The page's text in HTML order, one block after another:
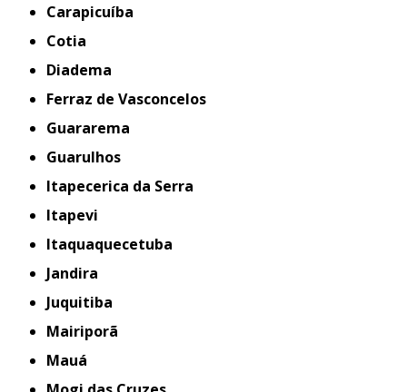
Carapicuíba
Cotia
Diadema
Ferraz de Vasconcelos
Guararema
Guarulhos
Itapecerica da Serra
Itapevi
Itaquaquecetuba
Jandira
Juquitiba
Mairiporã
Mauá